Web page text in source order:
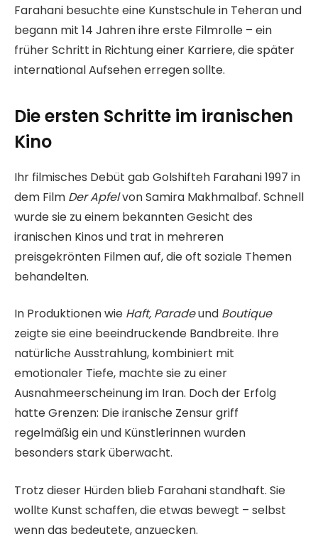
Farahani besuchte eine Kunstschule in Teheran und
begann mit 14 Jahren ihre erste Filmrolle – ein
früher Schritt in Richtung einer Karriere, die später
international Aufsehen erregen sollte.
Die ersten Schritte im iranischen
Kino
Ihr filmisches Debüt gab Golshifteh Farahani 1997 in
dem Film Der Apfelvon Samira Makhmalbaf. Schnell
wurde sie zu einem bekannten Gesicht des
iranischen Kinos und trat in mehreren
preisgekrönten Filmen auf, die oft soziale Themen
behandelten.
In Produktionen wie Haft, Paradeund Boutique
zeigte sie eine beeindruckende Bandbreite. Ihre
natürliche Ausstrahlung, kombiniert mit
emotionaler Tiefe, machte sie zu einer
Ausnahmeerscheinung im Iran. Doch der Erfolg
hatte Grenzen: Die iranische Zensur griff
regelmäßig ein und Künstlerinnen wurden
besonders stark überwacht.
Trotz dieser Hürden blieb Farahani standhaft. Sie
wollte Kunst schaffen, die etwas bewegt – selbst
wenn das bedeutete, anzuecken.